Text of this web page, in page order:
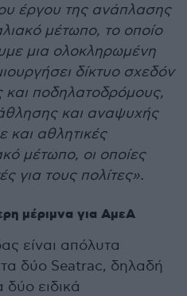
έργου της ανάπλασης
μέτωπο, το οποίο
μια ολοκληρωμένη
δίκτυο σχεδόν
ποδηλατοδρόμους,
και αναψυχής
και αθλητικές
μέτωπο, οι οποίες
για τους πολίτες».
μέριμνα για ΑμεΑ
είναι απόλυτα
δύο Seatrac, δηλαδή
ειδικά